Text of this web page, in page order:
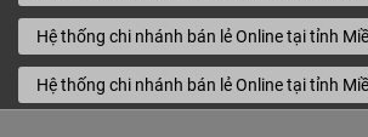
Hệ thống chi nhánh bán lẻ Online tại tỉnh
Hệ thống chi nhánh bán lẻ Online tại tỉnh